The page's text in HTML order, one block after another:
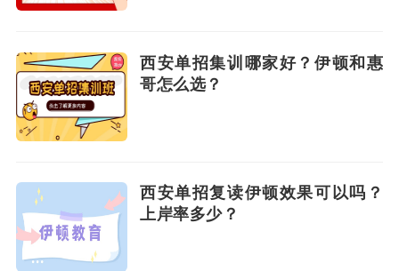
西安单招集训哪家好？伊顿和惠
哥怎么选？
西安单招复读伊顿效果可以吗？
上岸率多少？